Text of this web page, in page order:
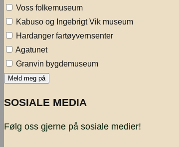
Voss folkemuseum
Kabuso og Ingebrigt Vik museum
Hardanger fartøyvernsenter
Agatunet
Granvin bygdemuseum
SOSIALE MEDIA
Følg oss gjerne på sosiale medier!